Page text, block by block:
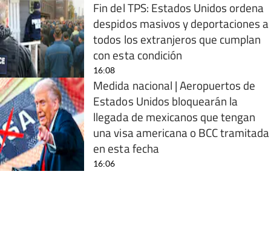
Fin del TPS: Estados Unidos ordena
despidos masivos y deportaciones a
todos los extranjeros que cumplan
con esta condición
16:08
Medida nacional | Aeropuertos de
Estados Unidos bloquearán la
llegada de mexicanos que tengan
una visa americana o BCC tramitada
en esta fecha
16:06